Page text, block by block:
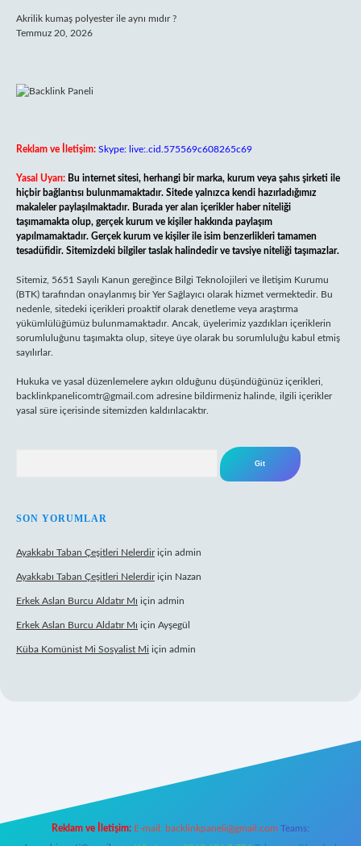
Akrilik kumaş polyester ile aynı mıdır ?
Temmuz 20, 2026
Reklam ve İletişim: Skype: live:.cid.575569c608265c69
Yasal Uyarı: Bu internet sitesi, herhangi bir marka, kurum veya şahıs şirketi ile
hiçbir bağlantısı bulunmamaktadır. Sitede yalnızca kendi hazırladığımız
makaleler paylaşılmaktadır. Burada yer alan içerikler haber niteliği
taşımamakta olup, gerçek kurum ve kişiler hakkında paylaşım
yapılmamaktadır. Gerçek kurum ve kişiler ile isim benzerlikleri tamamen
tesadüfidir. Sitemizdeki bilgiler taslak halindedir ve tavsiye niteliği taşımazlar.
Sitemiz, 5651 Sayılı Kanun gereğince Bilgi Teknolojileri ve İletişim Kurumu
(BTK) tarafından onaylanmış bir Yer Sağlayıcı olarak hizmet vermektedir. Bu
nedenle, sitedeki içerikleri proaktif olarak denetleme veya araştırma
yükümlülüğümüz bulunmamaktadır. Ancak, üyelerimiz yazdıkları içeriklerin
sorumluluğunu taşımakta olup, siteye üye olarak bu sorumluluğu kabul etmiş
sayılırlar.
Hukuka ve yasal düzenlemelere aykırı olduğunu düşündüğünüz içerikleri,
backlinkpanelicomtr@gmail.com adresine bildirmeniz halinde, ilgili içerikler
yasal süre içerisinde sitemizden kaldırılacaktır.
SON YORUMLAR
Ayakkabı Taban Çeşitleri Nelerdiriçin admin
Ayakkabı Taban Çeşitleri Nelerdiriçin Nazan
Erkek Aslan Burcu Aldatır Mı için admin
Erkek Aslan Burcu Aldatır Mı için Ayşegül
Küba Komünist Mi Sosyalist Mi için admin
Reklam ve İletişim: E-mail: backlinkpaneli@gmail.com Teams: